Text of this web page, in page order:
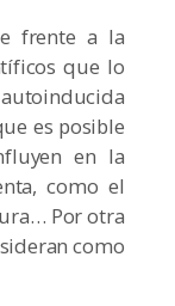
frente a la
que lo
es posible
en la
como el
Por otra
como